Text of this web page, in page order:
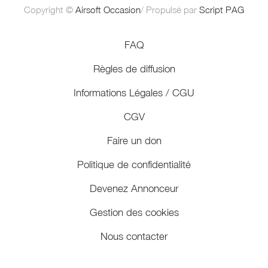
Copyright © Airsoft Occasion/ Propulsé par Script PAG
FAQ
Règles de diffusion
Informations Légales / CGU
CGV
Faire un don
Politique de confidentialité
Devenez Annonceur
Gestion des cookies
Nous contacter